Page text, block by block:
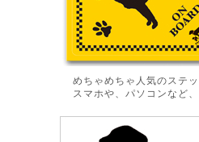
めちゃめちゃ人気のステ
スマホや、パソコンなど